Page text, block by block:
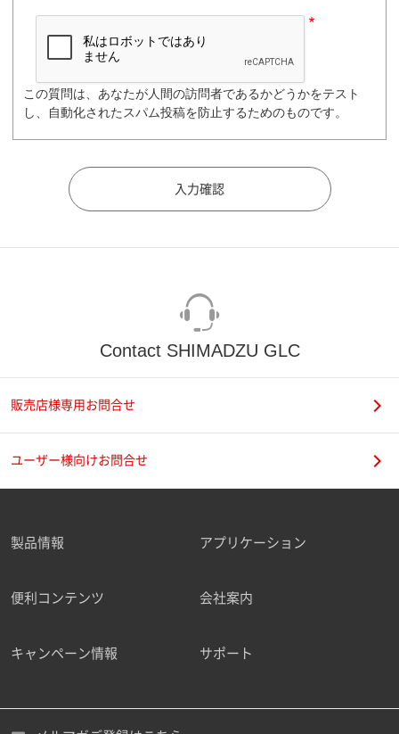
この質問は、あなたが人間の訪問者であるかどうかをテスト
し、自動化されたスパム投稿を防止するためのものです。
Contact SHIMADZU GLC
販売店様専用お問合せ
ユーザー様向けお問合せ
製品情報 アプリケーション
便利コンテンツ 会社案内
キャンペーン情報 サポート